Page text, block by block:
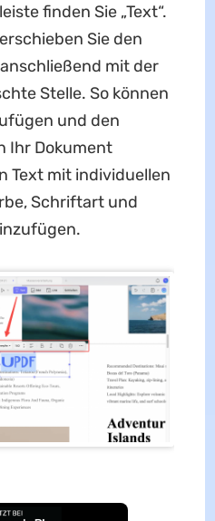
finden Sie „Text“.
Sie den
mit der
Stelle. So können
und den
Ihr Dokument
Text mit individuellen
Schriftart und